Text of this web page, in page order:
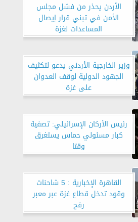
الأردن يحذر من فشل مجلس
الأمن في تبني قرار إيصال
المساعدات لغزة
وزير الخارجية الأردني يدعو لتكثيف
الجهود الدولية لوقف العدوان
على غزة
رئيس الأركان الإسرائيلي: تصفية
كبار مسئولي حماس يستغرق
وقتا
القاهرة الإخبارية : 5 شاحنات
وقود تدخل قطاع غزة عبر معبر
رفح